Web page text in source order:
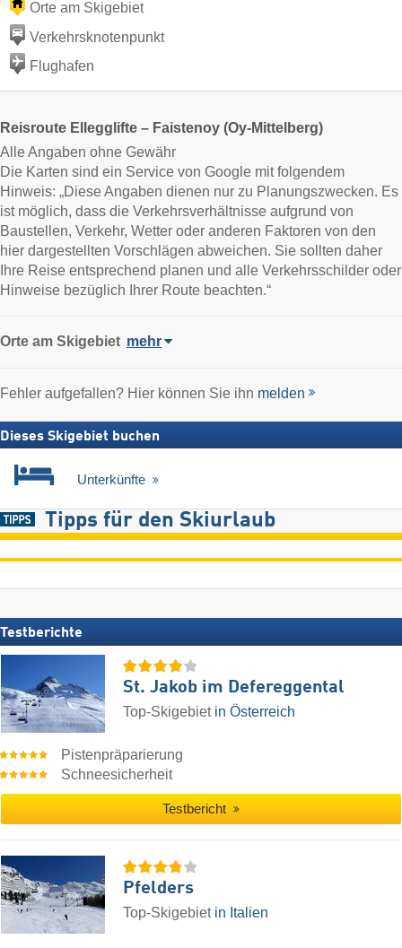
Orte am Skigebiet
Verkehrsknotenpunkt
Flughafen
Reisroute Ellegglifte – Faistenoy (Oy-Mittelberg)
Alle Angaben ohne Gewähr
Die Karten sind ein Service von Google mit folgendem
Hinweis: „Diese Angaben dienen nur zu Planungszwecken. Es
ist möglich, dass die Verkehrsverhältnisse aufgrund von
Baustellen, Verkehr, Wetter oder anderen Faktoren von den
hier dargestellten Vorschlägen abweichen. Sie sollten daher
Ihre Reise entsprechend planen und alle Verkehrsschilder oder
Hinweise bezüglich Ihrer Route beachten.“
Orte am Skigebiet mehr
Fehler aufgefallen? Hier können Sie ihn melden
Dieses Skigebiet buchen
Unterkünfte
Tipps für den Skiurlaub
Testberichte
St. Jakob im Defereggental
Top-Skigebiet in Österreich
Pistenpräparierung
Schneesicherheit
Testbericht
Pfelders
Top-Skigebiet in Italien